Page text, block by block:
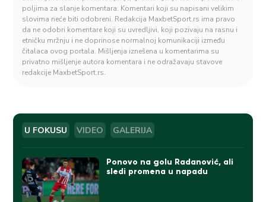
poljima za slanje komentara. Komentari koji su napisani velikim
slovima neće biti odobreni. Redakcija MaxbetSport.rs ima pravo
da ne odobri komentare koji su uvredljivi, koji pozivaju na rasnu i
etničku mržnju i ne doprinose normalnoj komunikaciji između
čitalaca ovog portala. Mišljenja iznešena u komentarima su
privatno mišljenje autora komentara i ne odražavaju stavove
redakcije MaxbetSport.rs.
U FOKUSU VIDEO GALERIJA
Ponovo na golu Radanović, ali
sledi promena u napadu